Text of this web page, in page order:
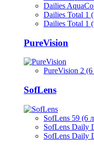
Dailies
Dailies Total 1
Dailies Total 1
PureVision
PureVision 2
SofLens
SofLens 59 (6
SofLens Daily
SofLens Daily